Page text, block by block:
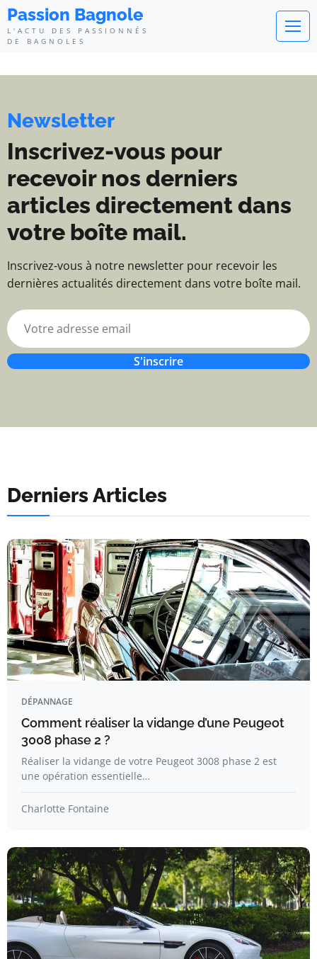
Passion Bagnole - L'actu des
Passion Bagnole
L'ACTU DES PASSIONNÉS
DE BAGNOLES
Newsletter
Inscrivez-vous pour
recevoir nos derniers
articles directement dans
votre boîte mail.
Inscrivez-vous à notre newsletter pour recevoir les
dernières actualités directement dans votre boîte mail.
S'inscrire
Derniers Articles
DÉPANNAGE
Comment réaliser la vidange d’une Peugeot
3008 phase 2 ?
Réaliser la vidange de votre Peugeot 3008 phase 2 est
une opération essentielle…
Charlotte Fontaine